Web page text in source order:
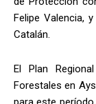
Felipe Valencia,
Catalán.
El Plan
Forestales en